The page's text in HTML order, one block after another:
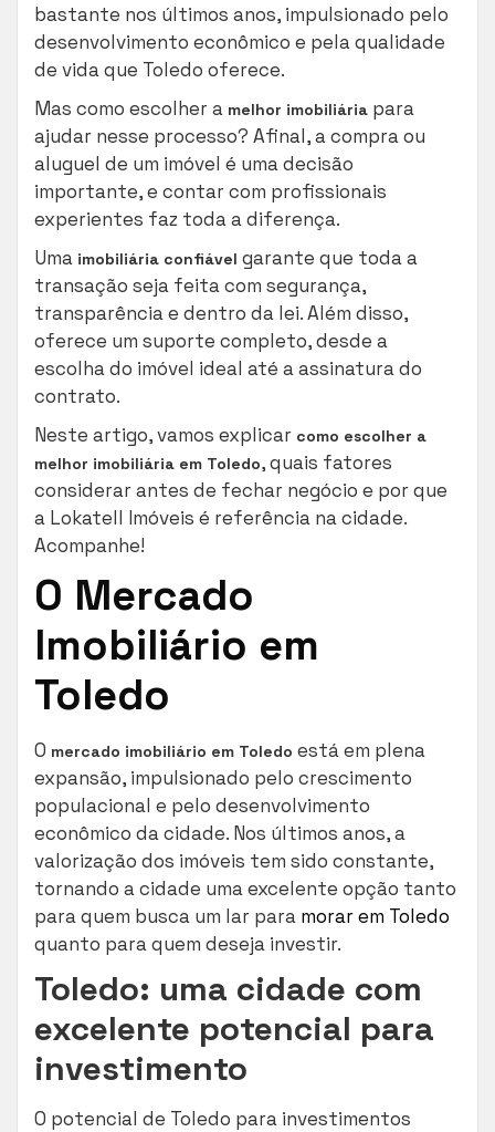
bastante nos últimos anos, impulsionado pelo
desenvolvimento econômico e pela qualidade
de vida que Toledo oferece.
Mas como escolher a melhor imobiliária para
ajudar nesse processo? Afinal, a compra ou
aluguel de um imóvel é uma decisão
importante, e contar com profissionais
experientes faz toda a diferença.
Uma imobiliária confiável garante que toda a
transação seja feita com segurança,
transparência e dentro da lei. Além disso,
oferece um suporte completo, desde a
escolha do imóvel ideal até a assinatura do
contrato.
Neste artigo, vamos explicar como escolher a
melhor imobiliária em Toledo, quais fatores
considerar antes de fechar negócio e por que
a Lokatell Imóveis é referência na cidade.
Acompanhe!
O Mercado
Imobiliário em
Toledo
O mercado imobiliário em Toledo está em plena
expansão, impulsionado pelo crescimento
populacional e pelo desenvolvimento
econômico da cidade. Nos últimos anos, a
valorização dos imóveis tem sido constante,
tornando a cidade uma excelente opção tanto
para quem busca um lar para morar em Toledo
quanto para quem deseja investir.
Toledo: uma cidade com
excelente potencial para
investimento
O potencial de Toledo para investimentos